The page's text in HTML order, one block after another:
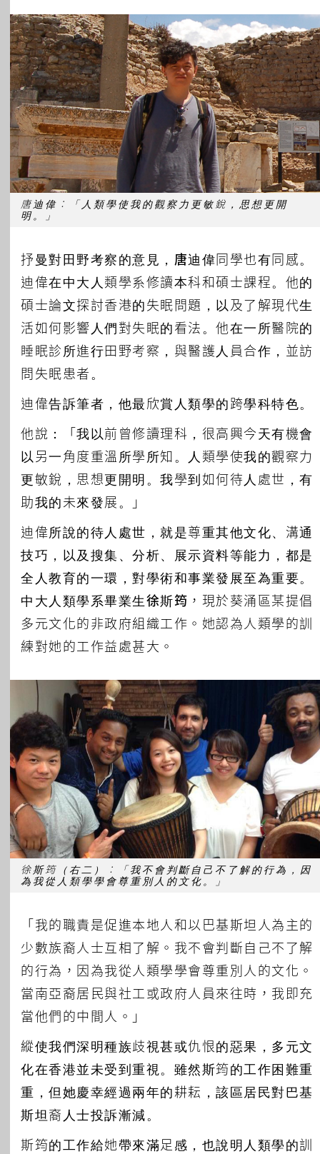
唐迪偉︰「人類學使我的觀察力更敏銳，思想更開
明。」
抒曼對田野考察的意見， 唐迪偉 同學也有同感。
迪偉在中大人類學系修讀本科和碩士課程。他的
碩士論文探討香港的失眠問題，以及了解現代生
活如何影響人們對失眠的看法。他在一所醫院的
睡眠診所進行田野考察，與醫護人員合作，並訪
問失眠患者。
迪偉告訴筆者，他最欣賞人類學的跨學科特色。
他說：「我以前曾修讀理科，很高興今天有機會
以另一角度重溫所學所知。人類學使我的觀察力
更敏銳，思想更開明。我學到如何待人處世，有
助我的未來發展。」
迪偉所說的待人處世，就是尊重其他文化、溝通
技巧，以及搜集、分析、展示資料等能力，都是
全人教育的一環，對學術和事業發展至為重要。
中大人類學系畢業生徐斯筠 ，現於葵涌區某提倡
多元文化的非政府組織工作。她認為人類學的訓
練對她的工作益處甚大。
徐斯筠（右二）︰「我不會判斷自己不了解的行為，因
為我從人類學學會尊重別人的文化。」
「我的職責是促進本地人和以巴基斯坦人為主的
少數族裔人士互相了解。我不會判斷自己不了解
的行為，因為我從人類學學會尊重別人的文化。
當南亞裔居民與社工或政府人員來往時，我即充
當他們的中間人。」
縱使我們深明種族歧視甚或仇恨的惡果，多元文
化在香港並未受到重視。雖然斯筠的工作困難重
重，但她慶幸經過兩年的耕耘，該區居民對巴基
斯坦裔人士投訴漸減。
斯筠的工作給她帶來滿足感，也說明人類學的訓